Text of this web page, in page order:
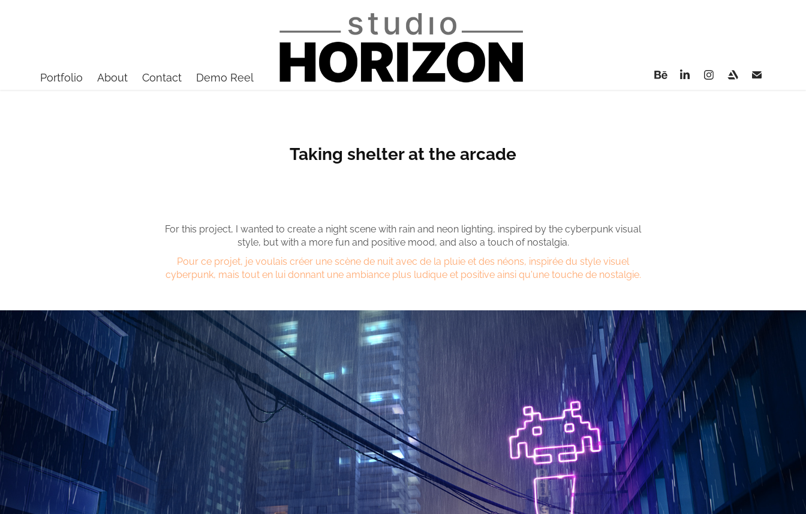
Portfolio About Contact Demo Reel
Taking shelter at the arcade
For this project, I wanted to create a night scene with rain and neon lighting, inspired by the cyberpunk visual
style, but with a more fun and positive mood, and also a touch of nostalgia.
Pour ce projet, je voulais créer une scène de nuit avec de la pluie et des néons, inspirée du style visuel
cyberpunk, mais tout en lui donnant une ambiance plus ludique et positive ainsi qu'une touche de nostalgie.